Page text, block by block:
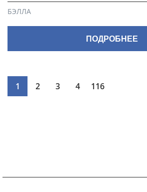
БЭЛЛА
ПОДРОБНЕЕ
1 2 3 4 116